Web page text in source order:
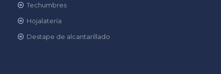
Techumbres
Hojalatería
Destape de alcantarillado